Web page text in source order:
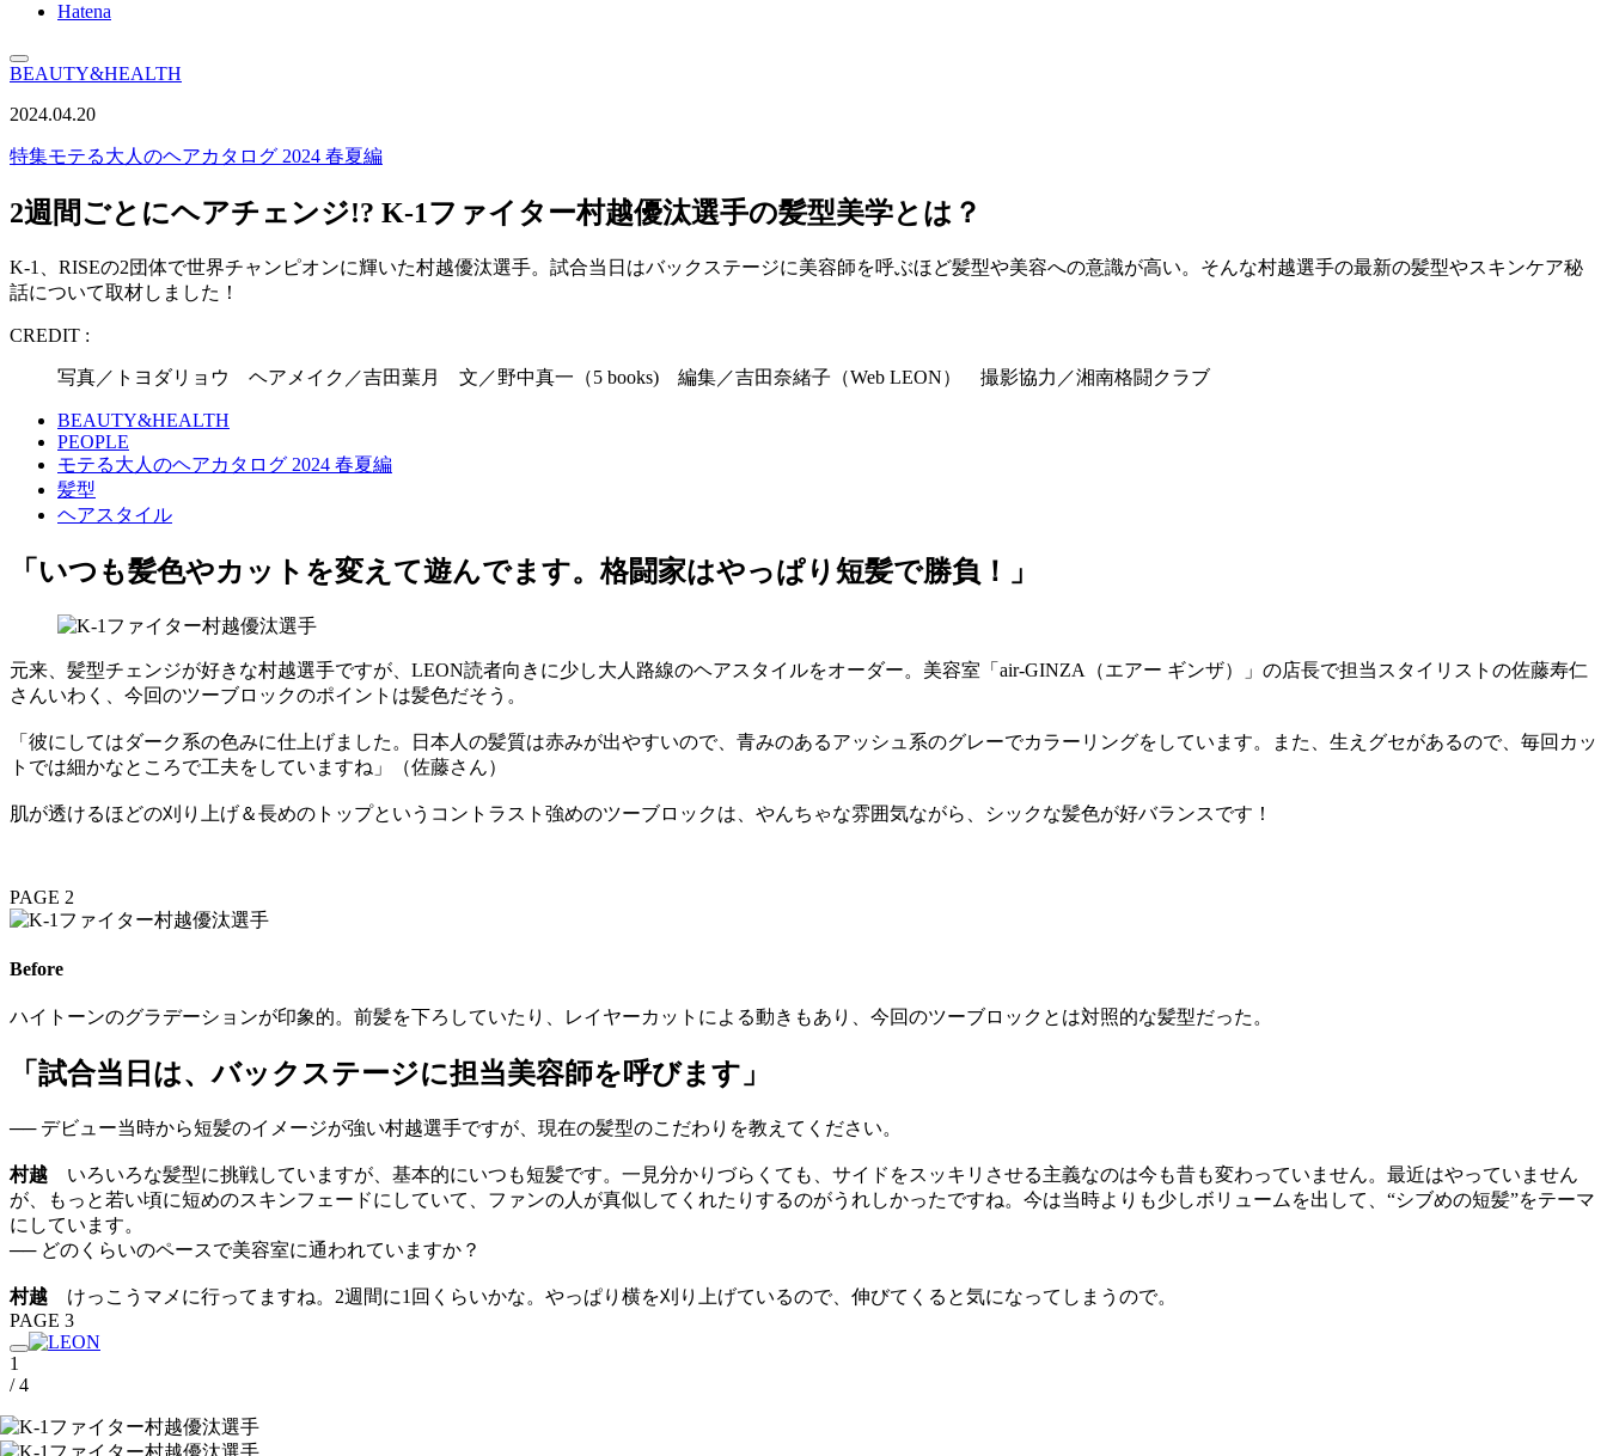
Hatena
BEAUTY&HEALTH
2024.04.20
特集モテる大人のヘアカタログ 2024 春夏編
2週間ごとにヘアチェンジ!? K-1ファイター村越優汰選手の髪型美学とは？
K-1、RISEの2団体で世界チャンピオンに輝いた村越優汰選手。試合当日はバックステージに美容師を呼ぶほど髪型や美容への意識が高い。そんな村越選手の最新の髪型やスキンケア秘
話について取材しました！
CREDIT :
写真／トヨダリョウ ヘアメイク／吉田葉月 文／野中真一（5 books) 編集／吉田奈緒子（Web LEON） 撮影協力／湘南格闘クラブ
BEAUTY&HEALTH
PEOPLE
モテる大人のヘアカタログ 2024 春夏編
髪型
ヘアスタイル
「いつも髪色やカットを変えて遊んでます。格闘家はやっぱり短髪で勝負！」
元来、髪型チェンジが好きな村越選手ですが、LEON読者向きに少し大人路線のヘアスタイルをオーダー。美容室「air-GINZA（エアー ギンザ）」の店長で担当スタイリストの佐藤寿仁
さんいわく、今回のツーブロックのポイントは髪色だそう。
「彼にしてはダーク系の色みに仕上げました。日本人の髪質は赤みが出やすいので、青みのあるアッシュ系のグレーでカラーリングをしています。また、生えグセがあるので、毎回カッ
トでは細かなところで工夫をしていますね」（佐藤さん）
肌が透けるほどの刈り上げ＆長めのトップというコントラスト強めのツーブロックは、やんちゃな雰囲気ながら、シックな髪色が好バランスです！
PAGE 2
Before
ハイトーンのグラデーションが印象的。前髪を下ろしていたり、レイヤーカットによる動きもあり、今回のツーブロックとは対照的な髪型だった。
「試合当日は、バックステージに担当美容師を呼びます」
── デビュー当時から短髪のイメージが強い村越選手ですが、現在の髪型のこだわりを教えてください。
村越 いろいろな髪型に挑戦していますが、基本的にいつも短髪です。一見分かりづらくても、サイドをスッキリさせる主義なのは今も昔も変わっていません。最近はやっていません
が、もっと若い頃に短めのスキンフェードにしていて、ファンの人が真似してくれたりするのがうれしかったですね。今は当時よりも少しボリュームを出して、“シブめの短髪”をテーマ
にしています。
── どのくらいのペースで美容室に通われていますか？
村越 けっこうマメに行ってますね。2週間に1回くらいかな。やっぱり横を刈り上げているので、伸びてくると気になってしまうので。
PAGE 3
1
/ 4